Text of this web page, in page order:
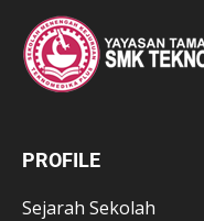
PROFILE
Sejarah Sekolah